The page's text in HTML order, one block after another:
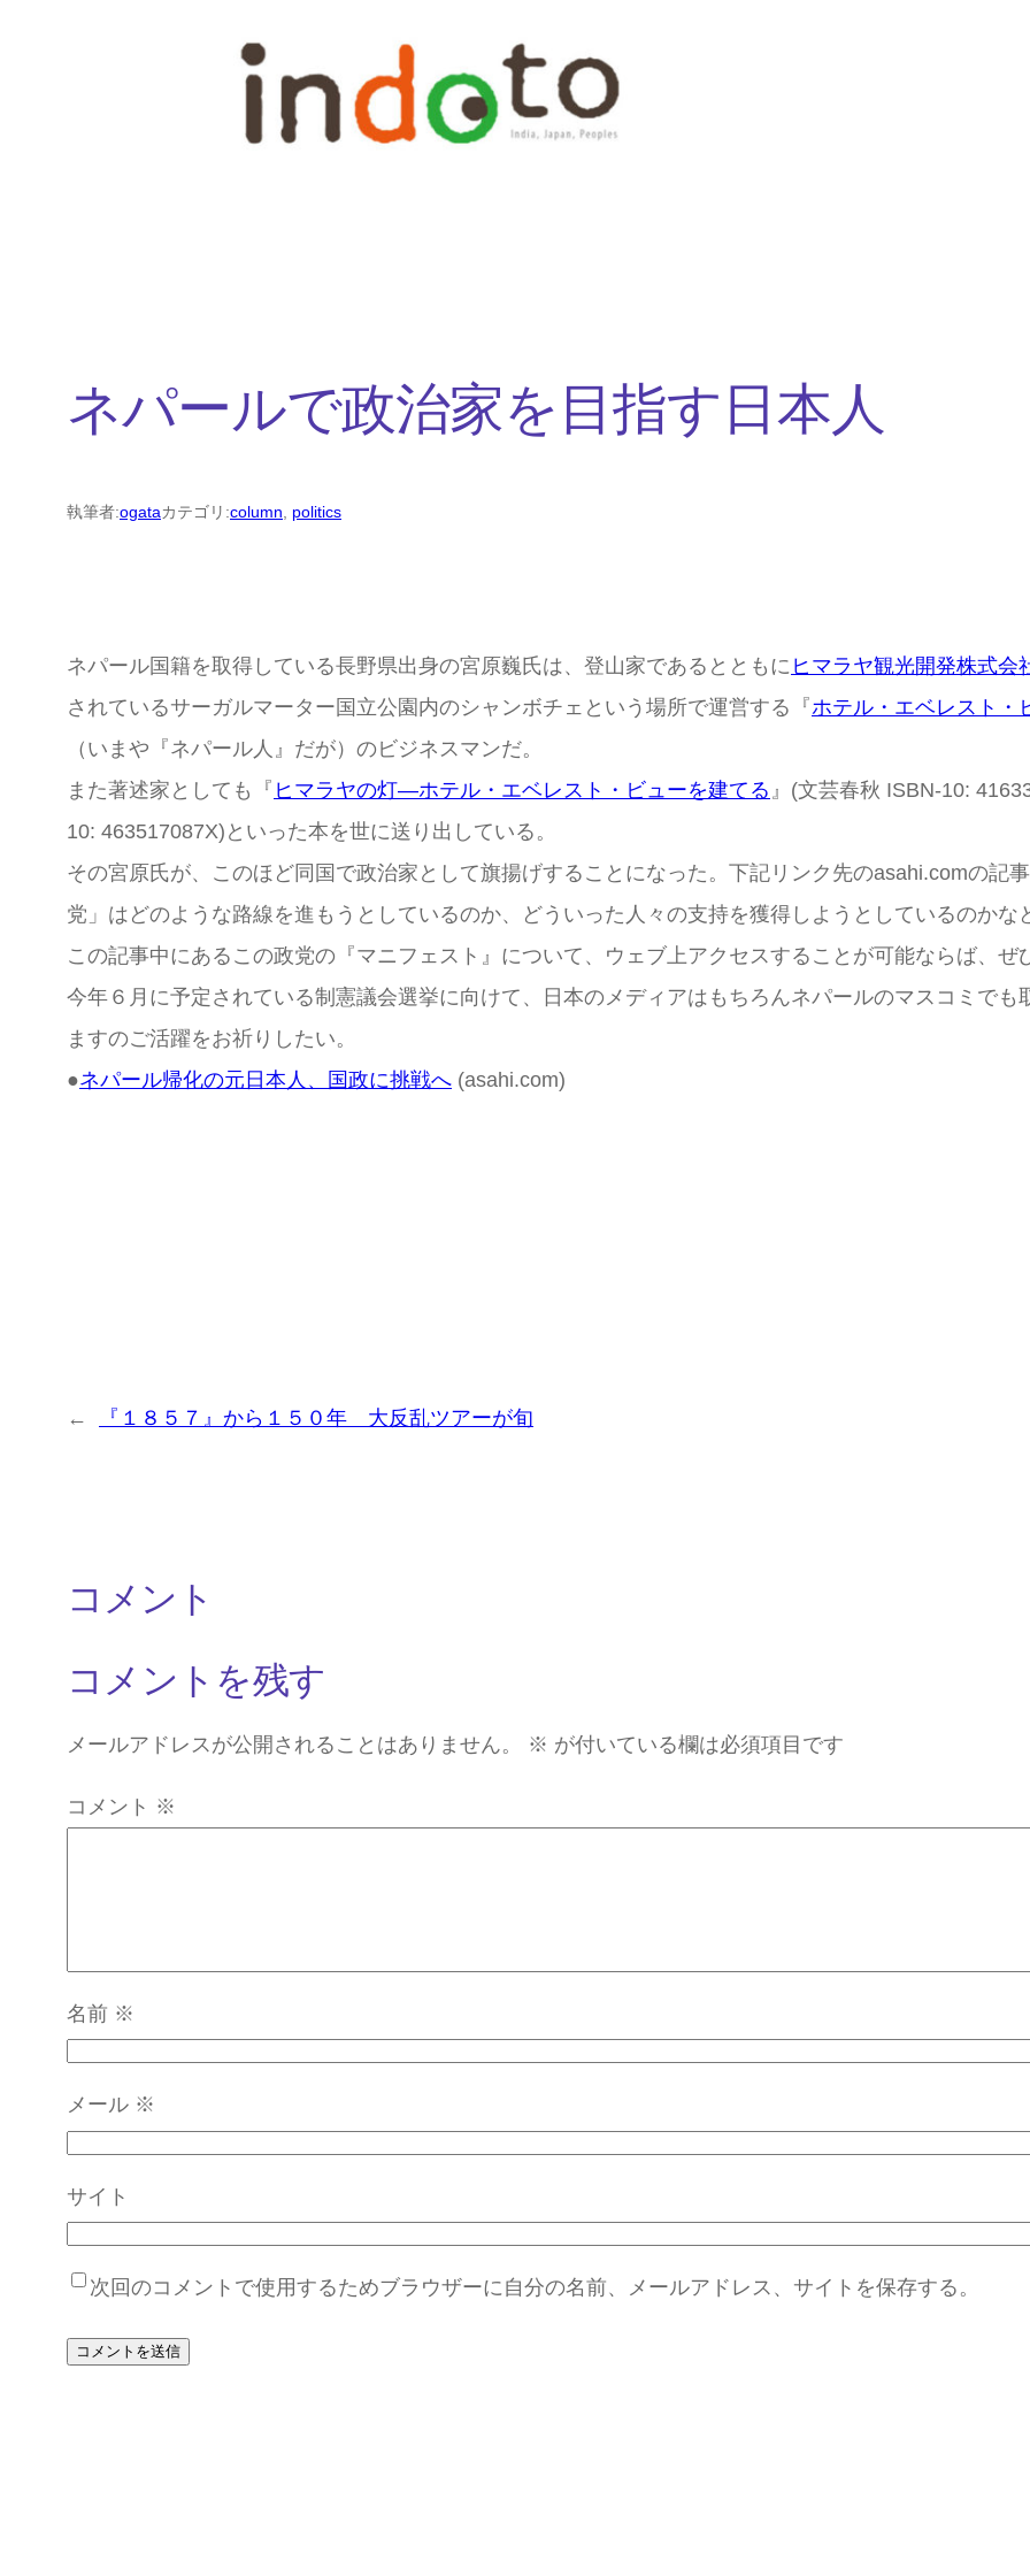
ネパールで政治家を目指す日本人
執筆者:ogataカテゴリ:column politics
ネパール国籍を取得している長野県出身の宮原巍氏は、登山家であるとともに ヒマラヤ観光開発株式会
されているサーガルマーター国立公園内のシャンボチェという場所で運営する『ホテル・エベレスト・
（いまや『ネパール人』だが）のビジネスマンだ。
また著述家としても『 ヒマラヤの灯―ホテル・エベレスト・ビューを建てる 』(文芸春秋 ISBN-10:
10: 463517087X)といった本を世に送り出している。
その宮原氏が、このほど同国で政治家として旗揚げすることになった。下記リンク先のasahi.comの記
党」はどのような路線を進もうとしているのか、どういった人々の支持を獲得しようとしているのかな
この記事中にあるこの政党の『マニフェスト』について、ウェブ上アクセスすることが可能ならば、ぜ
今年６月に予定されている制憲議会選挙に向けて、日本のメディアはもちろんネパールのマスコミで
ますのご活躍をお祈りしたい。
●ネパール帰化の元日本人、国政に挑戦へ (asahi.com)
← 『１８５７』から１５０年 大反乱ツアーが旬
コメント
コメントを残す
メールアドレスが公開されることはありません。 ※ が付いている欄は必須項目です
コメント ※
名前 ※
メール ※
サイト
次回のコメントで使用するためブラウザーに自分の名前、メールアドレス、サイトを保存する。